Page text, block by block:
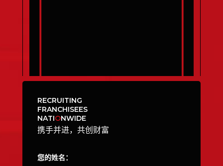
RECRUITING
FRANCHISEES
NATIONWIDE
携手并进，共创财富
您的姓名：